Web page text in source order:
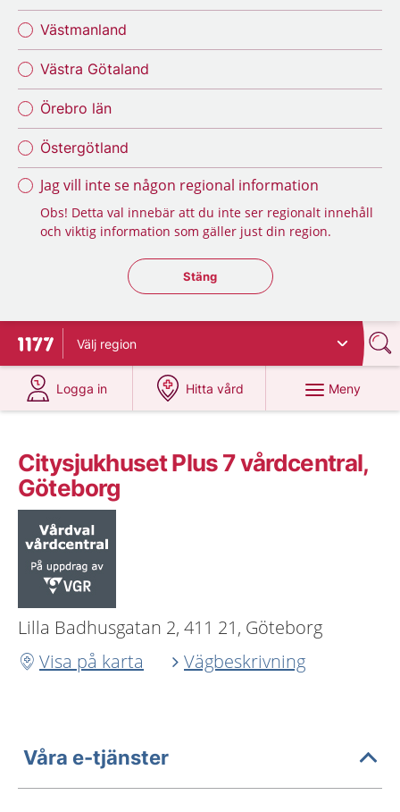
Västmanland
Västra Götaland
Örebro län
Östergötland
Jag vill inte se någon regional information
Obs! Detta val innebär att du inte ser regionalt innehåll
och viktig information som gäller just din region.
Stäng regionsväljaren
Stäng
Till startsidan för 1177
Välj region
Logga in
på 1177.se
Hitta vård
på 1177.se
Meny
Citysjukhuset Plus 7 vårdcentral,
Göteborg
Lilla Badhusgatan 2, 411 21, Göteborg
Visa på karta
Vägbeskrivning
Våra e-tjänster